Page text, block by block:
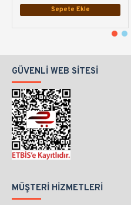
Sepete Ekle
GÜVENLI WEB SITESI
MÜŞTERI HIZMETLERI